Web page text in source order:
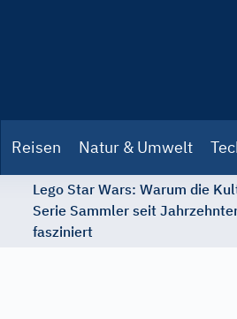
Reisen Natur & Umwelt
Lego Star Wars: Warum die
Serie Sammler seit
fasziniert